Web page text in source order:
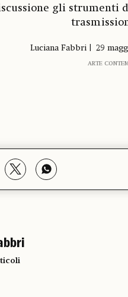
gli strumenti
Luciana Fabbri 29
ARTE